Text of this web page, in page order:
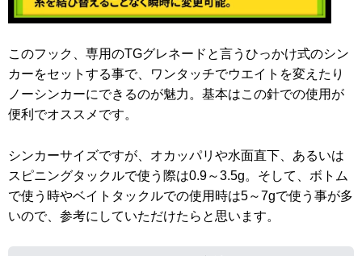
このフック、専用のTGグレネードと言うひっかけ式のシン
カーをセットする事で、ワンタッチでウエイトを変えたり
ノーシンカーにできるのが魅力。基本はこの針での使用が
便利でオススメです。
シンカーサイズですが、オカッパリや水面直下、あるいは
スピニングタックルで使う際は0.9～3.5g。そして、ボトム
で使う時やベイトタックルでの使用時は5～7gで使う事が多
いので、参考にしていただけたらと思います。